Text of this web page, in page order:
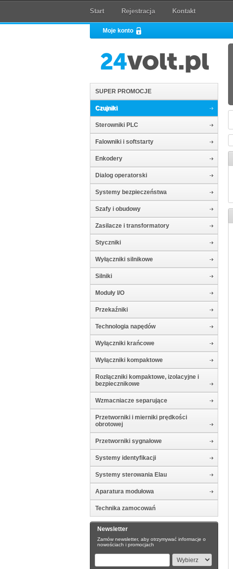
Start Rejestracja Kontakt
Moje konto
SUPER PROMOCJE
Czujniki
Sterowniki PLC
Falowniki i softstarty
Enkodery
Dialog operatorski
Systemy bezpieczeństwa
Szafy i obudowy
Zasilacze i transformatory
Styczniki
Wyłączniki silnikowe
Silniki
Moduły I/O
Przekaźniki
Technologia napędów
Wyłączniki krańcowe
Wyłączniki kompaktowe
Rozłączniki kompaktowe, izolacyjne i
bezpiecznikowe
Wzmacniacze separujące
Przetworniki i mierniki prędkości
obrotowej
Przetworniki sygnałowe
Systemy identyfikacji
Systemy sterowania Elau
Aparatura modułowa
Technika zamocowań
Newsletter
Zamów newsletter, aby otrzymywać informacje o
nowościach i promocjach